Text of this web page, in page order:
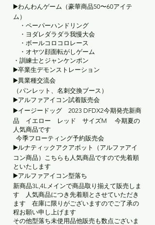
▶️わんわんゲーム（豪華商品50〜60アイテ
ム）
・ペーパーハンドリング
・ヨダレダラダラ我慢大会
・ボールコロコロレース
・オヤツ顔面転がしゲーム
・訓練士とジャンケンポン
▶️卒業生デモンストレーション
▶️異業種交流会
（パンレット、名刺交換ブース）
▶️アルファアイコン試着販売会
▶️イージードッグ 2023 DFDX2今期発売新商
品 イエロー レッド サイズM 今期夏の
人気商品です
今季フローティング予約販売会
▶️ルナティックアクアボット（アルファアイ
コン商品）こちらも人気商品ですので先着順
といたします
▶️アルファアイコン型落ち
新商品3L,4Lメインで商品取り揃えて販売しま
す 人気商品につき先着順とさせていただき
ます 在庫に限りがございますのでご了承の
程お願い申し上げます
その他型落ち未使用品他販売も数点ございま